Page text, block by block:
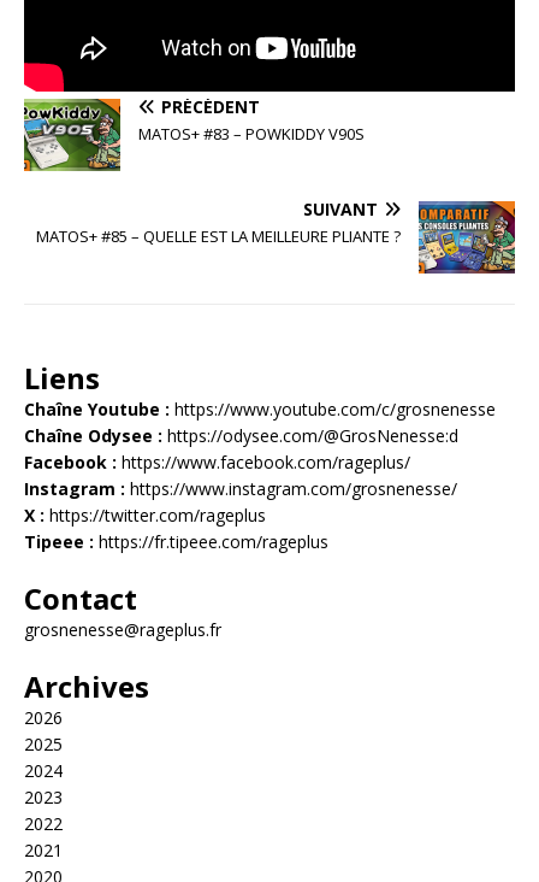
PRÉCÉDENT
MATOS+ #83 – POWKIDDY V90S
SUIVANT
MATOS+ #85 – QUELLE EST LA MEILLEURE PLIANTE ?
Liens
Chaîne Youtube : https://www.youtube.com/c/grosnenesse
Chaîne Odysee : https://odysee.com/@GrosNenesse:d
Facebook : https://www.facebook.com/rageplus/
Instagram : https://www.instagram.com/grosnenesse/
X : https://twitter.com/rageplus
Tipeee : https://fr.tipeee.com/rageplus
Contact
grosnenesse@rageplus.fr
Archives
2026
2025
2024
2023
2022
2021
2020